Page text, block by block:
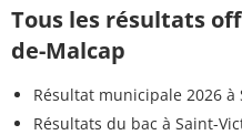
Tous les résultats
de-Malcap
Résultat municipale 2026
Résultats du bac à Saint-